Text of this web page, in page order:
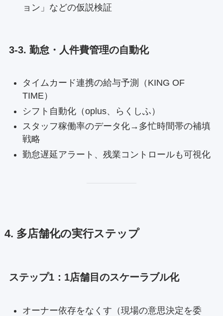
ョン」などの仮説検証
3-3. 勤怠・人件費管理の自動化
タイムカード連携の給与予測（KING OF
TIME）
シフト自動化（oplus、らくしふ）
スタッフ稼働率のデータ化→多忙時間帯の補填
戦略
勤怠遅延アラート、残業コントロールも可視化
4. 多店舗化の実行ステップ
ステップ1：1店舗目のスケーラブル化
オーナー依存をなくす（現場の意思決定を委